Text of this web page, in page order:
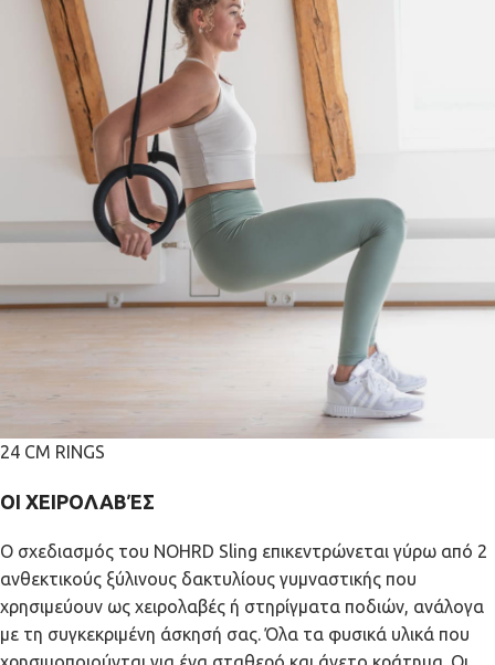
24 CM RINGS
ΟΙ ΧΕΙΡΟΛΑΒΈΣ
Ο σχεδιασμός του NOHRD Sling επικεντρώνεται γύρω από 2
ανθεκτικούς ξύλινους δακτυλίους γυμναστικής που
χρησιμεύουν ως χειρολαβές ή στηρίγματα ποδιών, ανάλογα
με τη συγκεκριμένη άσκησή σας. Όλα τα φυσικά υλικά που